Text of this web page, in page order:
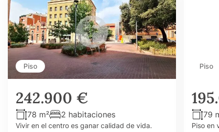
Piso
242.900 €
78 m² 2 habitaciones
Vivir en el centro es ganar calidad de vida.
Piso
79
Piso en